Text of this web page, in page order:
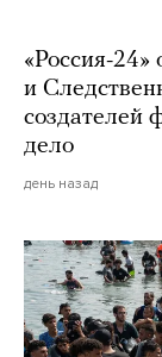
«Россия-24»
и
создателей
дело
день назад